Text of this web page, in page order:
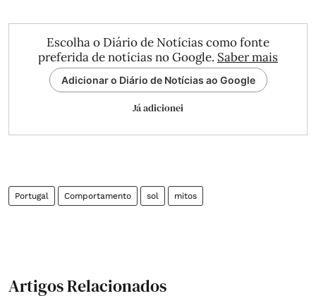
Escolha o Diário de Notícias como fonte
preferida de notícias no Google. Saber mais
Adicionar o Diário de Notícias ao Google
Já adicionei
Portugal Comportamento sol mitos
Artigos Relacionados